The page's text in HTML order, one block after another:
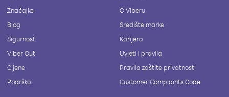
Značajke
Blog
Sigurnost
Viber Out
Cijene
Podrška
O Viberu
Središte marke
Karijera
Uvjeti i pravila
Pravila zaštite privatnosti
Customer Complaints Code